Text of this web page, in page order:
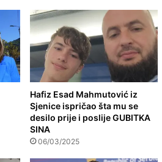
Hafiz Esad Mahmutović iz
Sjenice ispričao šta mu se
desilo prije i poslije GUBITKA
SINA
06/03/2025